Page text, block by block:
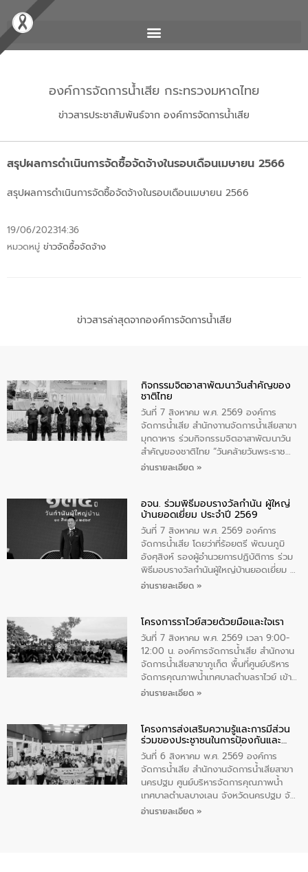
องค์การจัดการน้ำเสีย กระทรวงมหาดไทย
ข่าวสารประชาสัมพันธ์จาก องค์การจัดการน้ำเสีย
สรุปผลการดำเนินการจัดซื้อจัดจ้างในรอบเดือนเมษายน 2566
สรุปผลการดำเนินการจัดซื้อจัดจ้างในรอบเดือนเมษายน 2566
19/06/202314:36
หมวดหมู่ ข่าวจัดซื้อจัดจ้าง
ข่าวสารล่าสุดจากองค์การจัดการน้ำเสีย
กิจกรรมจิตอาสาพัฒนาวันสําคัญของ
ชาติไทย
วันที่ 7 สิงหาคม พ.ศ. 2569 องค์การ
จัดการน้ำเสีย สำนักงาานจัดการน้ำเสียสาขา
มุกดาหาร ร่วมกิจกรรมจิตอาสาพัฒนาวัน
สําคัญของชาติไทย “วันคล้ายวันพระราช
สมภพ สมเด็จพระนางเจ้าสิริกิติ์พระบรม
ทิพย์คำ รองผู้ว่าราชการจังหวัดมุกดาหาร
เป็นประธานในพิธี ณ เรือนจําชั่วคราวนาโสก
ตําบลนาโสก อําเภอเมืองมุกดาหาร จังหวัด
มุกดาหาร โดยในกิจกรรมได้ร่วมปลูกป่า และ
ทําความสะอาดภายในบริเวณ จัดกิจกรรม
เพื่อถวายเป็นพระราชกุศล สมเด็จพระนาง
เจ้าสิริกิติ์พระบรมราชินีนาถ พระบรมราช
อ่านรายละเอียด »
อจน. ร่วมพิธีมอบรางวัลกำนัน ผู้ใหญ่
บ้านยอดเยี่ยม ประจำปี 2569
วันที่ 7 สิงหาคม พ.ศ. 2569 องค์การ
จัดการน้ำเสีย โดยว่าที่ร้อยตรี พัฒนภูมิ
อังศุสิงห์ รองผู้อำนวยการปฏิบัติการ ร่วม
พิธีมอบรางวัลกำนันผู้ใหญ่บ้านยอดเยี่ยม ณ
ทำเนียบรัฐบาล โดยมีนายอนุทิน ชาญวีรกูล
ทองคำและประกาศเกียรติคุณให้แก่ กำนัน
ผู้ใหญ่บ้านยอดเยี่ยม พร้อมกล่าวชื่นชม ให้
โอวาท และมอบนโยบาย
อ่านรายละเอียด »
โครงการราไวย์สวยด้วยมือและใจเรา
วันที่ 7 สิงหาคม พ.ศ. 2569 เวลา 9:00-
12:00 น. องค์การจัดการน้ำเสีย สำนักงาน
จัดการน้ำเสียสาขาภูเก็ต พื้นที่ศูนย์บริหาร
จัดการคุณภาพน้ำเทศบาลตำบลราไวย์ เข้า
ร่วมโครงการราไวย์สวยด้วยมือและใจเรา
ประชาชน ตัวแทนจากโรงแรมต่างๆ ในเขต
เทศบาลตำบลราไวย์ ศูนย์บริหารจัดการ
คุณภาพน้ำเทศบาลตำบลราไวย์ นำโดยนาย
น้อย แก้วเศษ ผู้จัดการสำนักงานจัดการน้ำ
เสียสาขาภูเก็ต พร้อมด้วยเจ้าหน้าที่ จำนวน
5 คน ร่วมทำกิจกรรม ทำความสะอาด
ชายหาดและแหล่งท่องเที่ยว ณ บริเวณ
อ่านรายละเอียด »
โครงการส่งเสริมความรู้และการมีส่วน
ร่วมของประชาชนในการป้องกันและ
แก้ไขปัญหาน้ำเสียอย่างยั่งยืน
วันที่ 6 สิงหาคม พ.ศ. 2569 องค์การ
จัดการน้ำเสีย สำนักงานจัดการน้ำเสียสาขา
นครปฐม ศูนย์บริหารจัดการคุณภาพน้ำ
เทศบาลตำบลบางเลน จังหวัดนครปฐม จัด
กิจกรรมภายใต้โครงการส่งเสริมความรู้และ
อ่านรายละเอียด »